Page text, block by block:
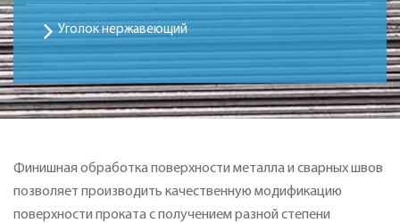
Уголок нержавеющий
Финишная обработка поверхности металла и сварных швов
позволяет производить качественную модификацию
поверхности проката с получением разной степени